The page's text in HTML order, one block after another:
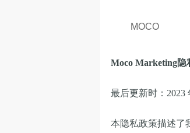
MOCO
Moco Marketing隐
最后更新时：2023
本隐私政策描述了